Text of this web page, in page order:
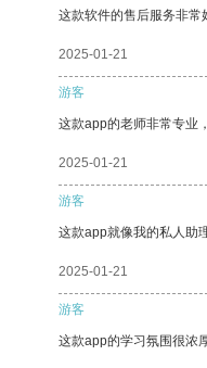
这款软件的售后服务非常
2025-01-21
游客
这款app的老师非常专业
2025-01-21
游客
这款app就像我的私人助
2025-01-21
游客
这款app的学习氛围很浓